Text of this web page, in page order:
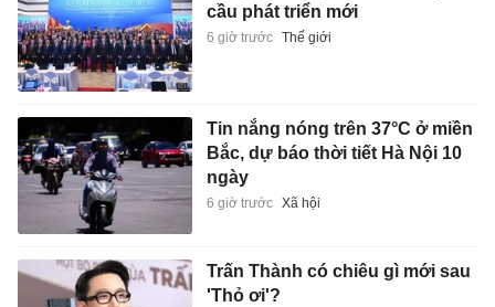
cầu phát triển mới
6 giờ trước Thế giới
Tin nắng nóng trên 37°C ở miền
Bắc, dự báo thời tiết Hà Nội 10
ngày
6 giờ trước Xã hội
Trấn Thành có chiêu gì mới sau
'Thỏ ơi'?